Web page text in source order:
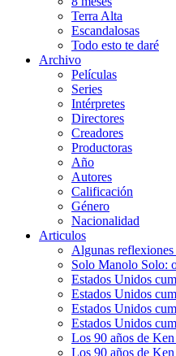
Terra Alta
Escandalosas
Todo esto te daré
Archivo
Películas
Series
Intérpretes
Directores
Creadores
Productoras
Año
Autores
Calificación
Género
Nacionalidad
Articulos
Algunas
Solo Manolo Solo:
Estados Unidos
Estados Unidos
Estados Unidos
Estados Unidos
Los 90 años de
Los 90 años de